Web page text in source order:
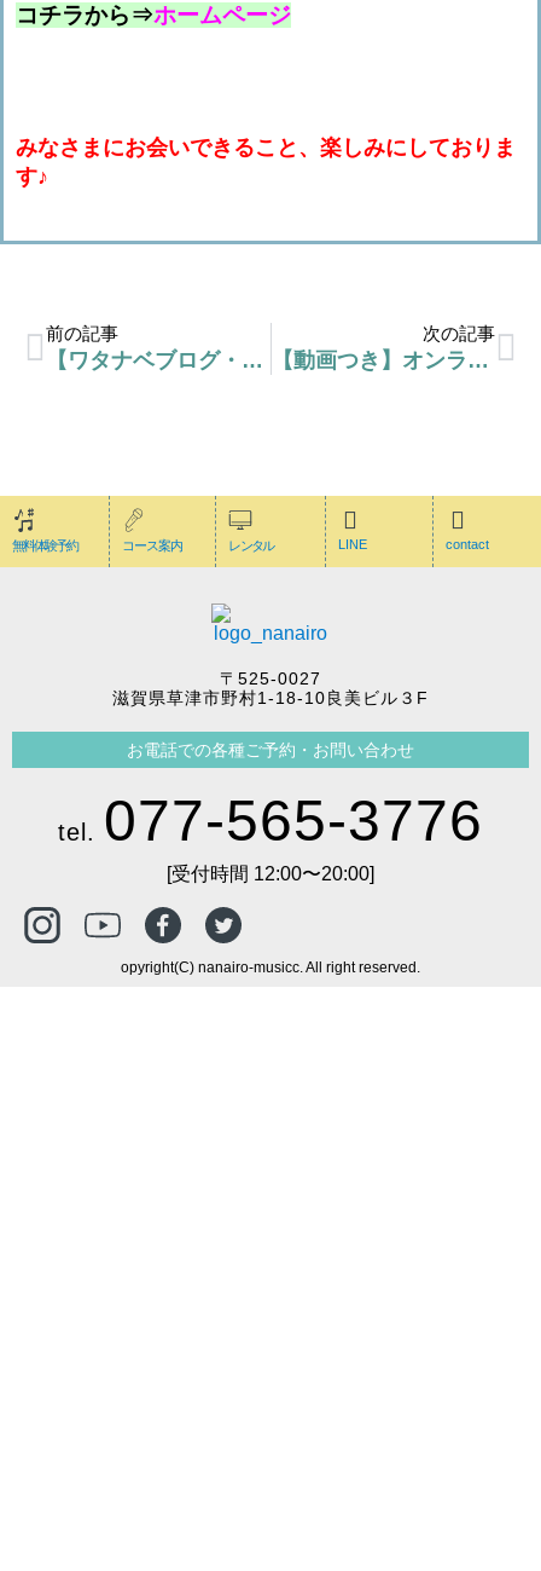
コチラから⇒ホームページ
みなさまにお会いできること、楽しみにしておりま
す♪
前の記事
【ワタナベブログ・毎日更新③】ですよね！ミックスボイス！ですよね！
次の記事
【動画つき】オンラインレッスンについての説明とモニター感想
無料体験予約 コース案内 レンタル LINE contact
〒525-0027
滋賀県草津市野村1-18-10良美ビル３F
お電話での各種ご予約・お問い合わせ
tel. 077-565-3776
[受付時間 12:00〜20:00]
opyright(C) nanairo-musicc. All right reserved.